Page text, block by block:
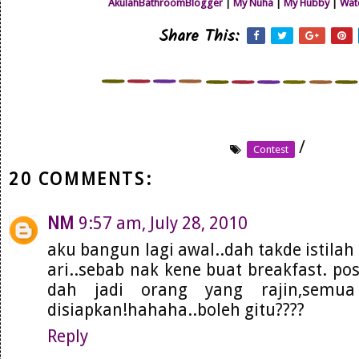
AkulahBathroomBlogger My Nuha My Hubby|
Share This:
Contest
/
20 COMMENTS:
NM 9:57 am, July 28, 2010
aku bangun lagi awal..dah takde
ari..sebab nak kene buat breakfast.
dah jadi orang yang
disiapkan!hahaha..boleh gitu????
Reply